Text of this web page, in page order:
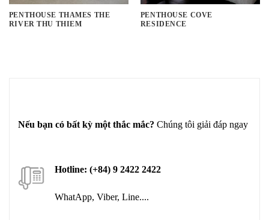
PENTHOUSE THAMES THE
RIVER THU THIEM
PENTHOUSE COVE
RESIDENCE
Nếu bạn có bất kỳ một thắc mắc? Chúng tôi giải đáp ngay
Hotline: (+84) 9 2422 2422
WhatApp, Viber, Line....